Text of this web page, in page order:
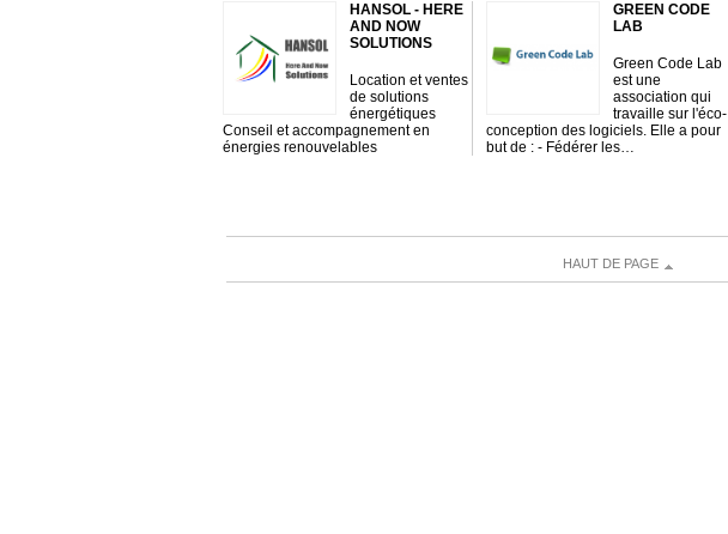
HANSOL - HERE
AND NOW
SOLUTIONS
Location et ventes
de solutions
énergétiques
Conseil et accompagnement en
énergies renouvelables
GREEN CODE
LAB
Green Code Lab
est une
association qui
travaille sur l'éco-
conception des logiciels. Elle a pour
but de : - Fédérer les…
HAUT DE PAGE